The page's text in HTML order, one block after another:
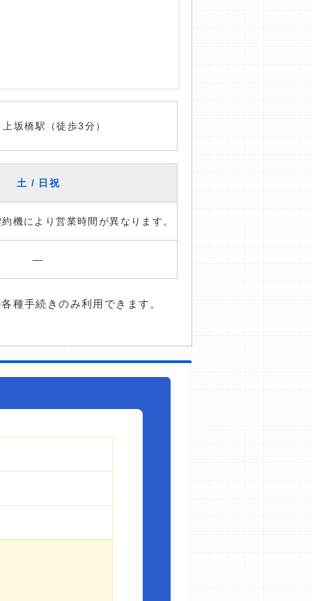
坂橋駅（徒歩3分）
土 / 日祝
機により営業時間が異なります。
―
種手続きのみ利用できます。